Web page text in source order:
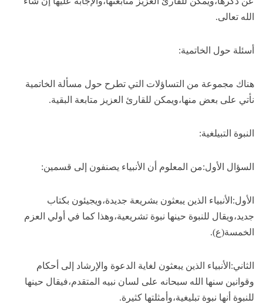
الله تعالى.
أسئلة حول الخاتمية:
هناك مجموعة من التساؤلات التي تطرح حول مسألة الخاتمية
نأتي على بعض منها،ويمكن للقارئ العزيز متابعة البقية.
النبوة التبيلغية:
السؤال الأول:من المعلوم أن الأنبياء يصنفون إلى قسمين:
الأول:الأنبياء الذين يبعثون بشريعة جديدة،ويجيئون بكتاب
جديد،ويقال للنبوة حينها نبوة تشريعية،وهذا كما في أولي العزم
الخمسة(ع).
الثاني:الأنبياء الذين يبعثون لغاية الدعوة والإرشاد إلى أحكام
وقوانين سنها الله سبحانه على لسان نبيه المتقدم،فيقال حينها
للنبوة أنها نبوة تبليغية،وأمثلتها كثيرة.